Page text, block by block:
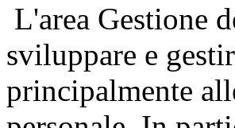
L'area Gestione
sviluppare e
principalmente